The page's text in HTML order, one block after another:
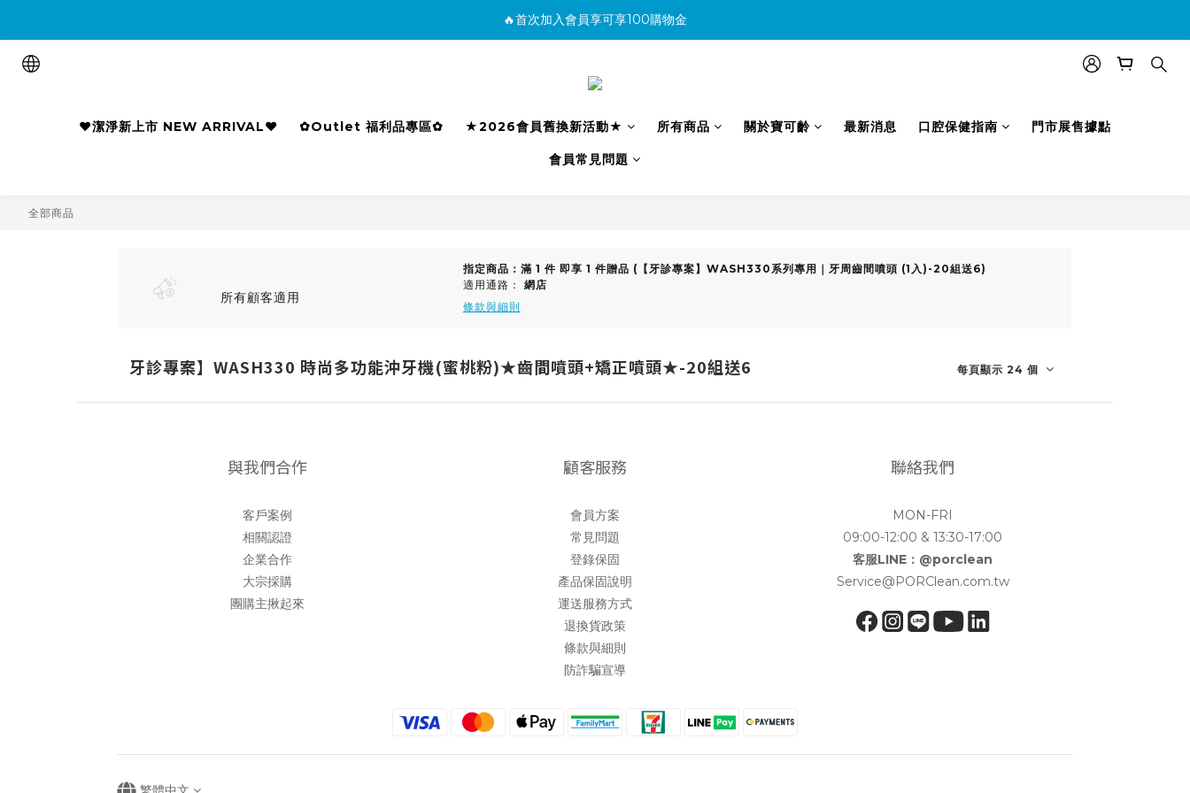
消費滿500免運
🔥首次加入會員享可享100購物金
❤潔淨新上市 NEW ARRIVAL❤
✿Outlet 福利品專區✿ ★2026會員舊換新活動★ 所有商品 關於寶可齡 最新消息 口腔保健指南 門市展售據點
會員常見問題
全部商品
所有顧客適用
指定商品：滿 1 件 即享 1 件贈品 (【牙診專案】WASH330系列專用｜牙周齒間噴頭 (1入)-20組送6)
適用通路： 網店
條款與細則
牙診專案】WASH330 時尚多功能沖牙機(蜜桃粉)★齒間噴頭+矯正噴頭★-20組送6 每頁顯示 24 個
與我們合作
客戶案例
相關認證
企業合作
大宗採購
團購主揪起來
顧客服務
會員方案
常見問題
登錄保固
產品保固說明
運送服務方式
退換貨政策
條款與細則
防詐騙宣導
聯絡我們
MON-FRI
09:00-12:00 & 13:30-17:00
客服LINE：@porclean
Service@PORClean.com.tw